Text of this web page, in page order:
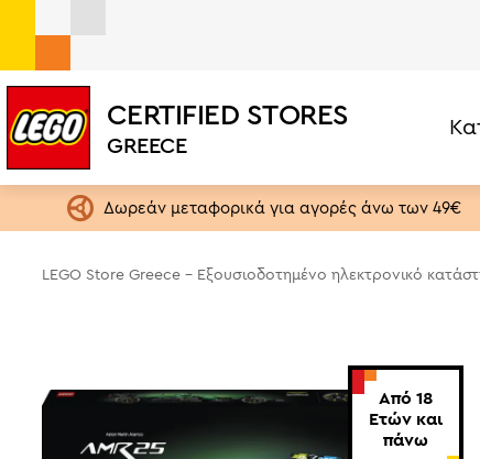
CERTIFIED STORES
GREECE
Σετ ανά Κατηγορία
LEGO One Piece
LEGO Editions
Speed Champions
Star Wars
1,5+ ετών
4+ ετών
18+ ετών
Δωρεάν μεταφορικά για αγορές άνω των 49€
LEGO Store Greece - Εξουσιοδοτημένο ηλεκτρονικό
Από 18
Ετών και
πάνω
LEGO® Technic Aston Martin Aramco AMR25 F1 Car